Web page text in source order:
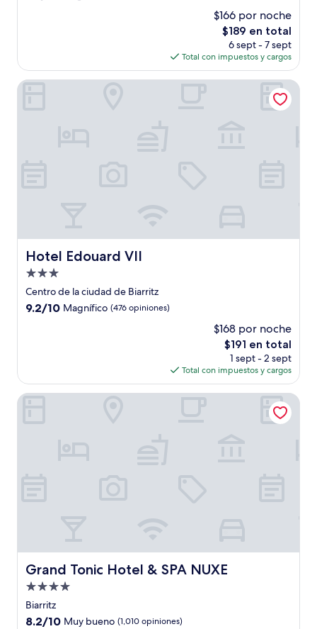
$166 por noche
El
precio
actual
es
de
$189 en total
6 sept - 7 sept
Total con impuestos y cargos
Hotel Edouard VII
Hotel Edouard VII
Propiedad
de
3.0
Centro de la ciudad de Biarritz
9.2
9.2/10 Magnífico (476 opiniones)
$168 por noche
El
precio
actual
es
de
$191 en total
1 sept - 2 sept
Total con impuestos y cargos
Hotel Edouard VII
Grand Tonic Hotel & SPA NUXE
Grand Tonic Hotel & SPA NUXE
Propiedad
de
4.0
Biarritz
8.2
8.2/10 Muy bueno (1,010 opiniones)
Grand Tonic Hotel & SPA NUXE